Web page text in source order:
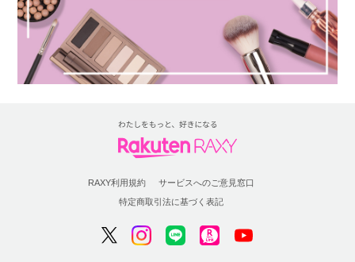
RAXY利用規約
サービスへのご意見窓口
特定商取引法に基づく表記